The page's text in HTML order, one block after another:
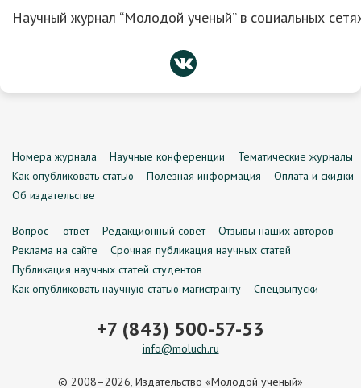
Научный журнал “Молодой ученый” в социальных
Номера журнала Научные конференции
Тематические журналы
Как опубликовать статью
Полезная информация
Оплата и скидки
Об издательстве
Вопрос — ответ Редакционный совет
Отзывы наших авторов
Реклама на сайте
Срочная публикация научных статей
Публикация научных статей студентов
Как опубликовать научную статью магистранту
Спецвыпуски
+7 (843) 500-57-53
info@moluch.ru
© 2008–2026, Издательство «Молодой учёный»